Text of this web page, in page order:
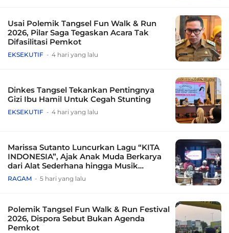
Usai Polemik Tangsel Fun Walk & Run
2026, Pilar Saga Tegaskan Acara Tak
Difasilitasi Pemkot
EKSEKUTIF 4 hari yang lalu
Dinkes Tangsel Tekankan Pentingnya
Gizi Ibu Hamil Untuk Cegah Stunting
EKSEKUTIF 4 hari yang lalu
Marissa Sutanto Luncurkan Lagu “KITA
INDONESIA”, Ajak Anak Muda Berkarya
dari Alat Sederhana hingga Musik
Tradisional
RAGAM 5 hari yang lalu
Polemik Tangsel Fun Walk & Run Festival
2026, Dispora Sebut Bukan Agenda
Pemkot